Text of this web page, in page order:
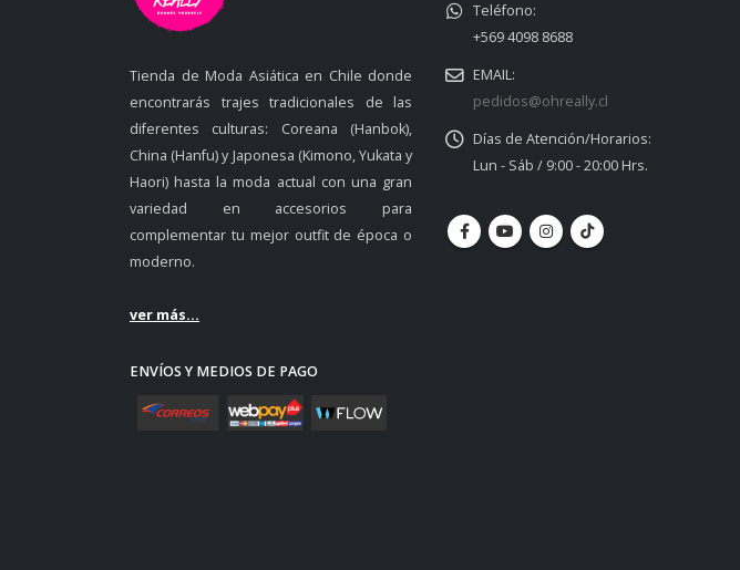
Tienda de Moda Asiática en Chile donde
encontrarás trajes tradicionales de las
diferentes culturas: Coreana (Hanbok),
China (Hanfu) y Japonesa (Kimono, Yukata y
Haori) hasta la moda actual con una gran
variedad en accesorios para
complementar tu mejor outfit de época o
moderno.
ver más...
ENVÍOS Y MEDIOS DE PAGO
Teléfono:
+569 4098 8688
EMAIL:
pedidos@ohreally.cl
Días de Atención/Horarios:
Lun - Sáb / 9:00 - 20:00 Hrs.